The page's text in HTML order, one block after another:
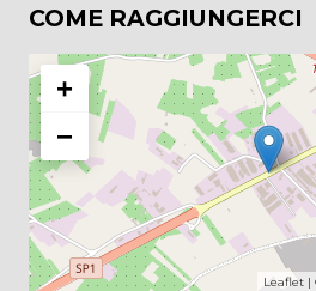
COME RAGGIUNGERCI
+
−
Leaflet |